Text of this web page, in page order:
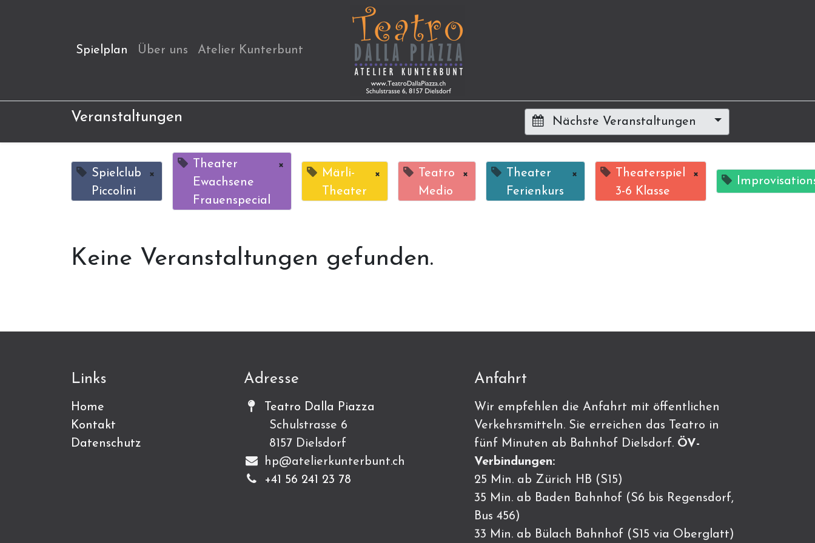
Spielplan Über uns Atelier Kunterbunt
Veranstaltungen Nächste Veranstaltungen
Spielclub
Piccolini
×
Theater
Ewachsene
Frauenspecial
×
Märli-
Theater
×
Teatro
Medio
×
Theater
Ferienkurs
×
Theaterspiel
3-6 Klasse
×
Keine Veranstaltungen gefunden.
Links
Home
Kontakt
Datenschutz
Adresse
Teatro Dalla Piazza
Schulstrasse 6
8157 Dielsdorf
hp@atelierkunterbunt.ch
+41 56 241 23 78
Anfahrt
Wir empfehlen die Anfahrt mit öffentlichen
Verkehrsmitteln. Sie erreichen das Teatro in
fünf Minuten ab Bahnhof Dielsdorf. ÖV-
Verbindungen:
25 Min. ab Zürich HB (S15)
35 Min. ab Baden Bahnhof (S6 bis Regensdorf,
Bus 456)
33 Min. ab Bülach Bahnhof (S15 via Oberglatt)